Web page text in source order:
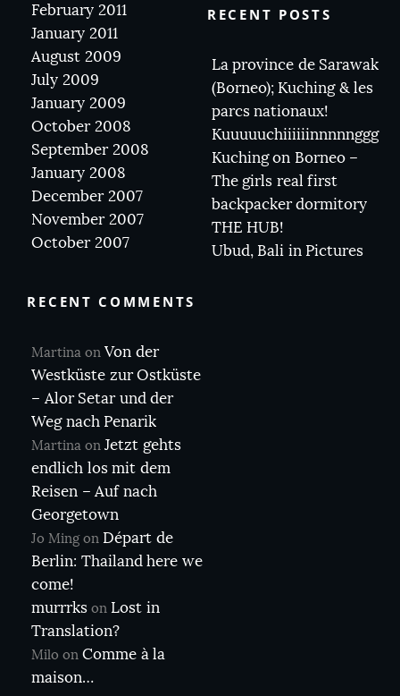
February 2011
January 2011
August 2009
July 2009
January 2009
October 2008
September 2008
January 2008
December 2007
November 2007
October 2007
RECENT POSTS
La province de Sarawak
(Borneo); Kuching & les
parcs nationaux!
Kuuuuuchiiiiiinnnnnggg
Kuching on Borneo –
The girls real first
backpacker dormitory
THE HUB!
Ubud, Bali in Pictures
RECENT COMMENTS
Martina onVon der
Westküste zur Ostküste
– Alor Setar und der
Weg nach Penarik
Martina onJetzt gehts
endlich los mit dem
Reisen – Auf nach
Georgetown
Jo Mingon Départ de
Berlin: Thailand here we
come!
murrrks on Lost in
Translation?
Milo onComme à la
maison…